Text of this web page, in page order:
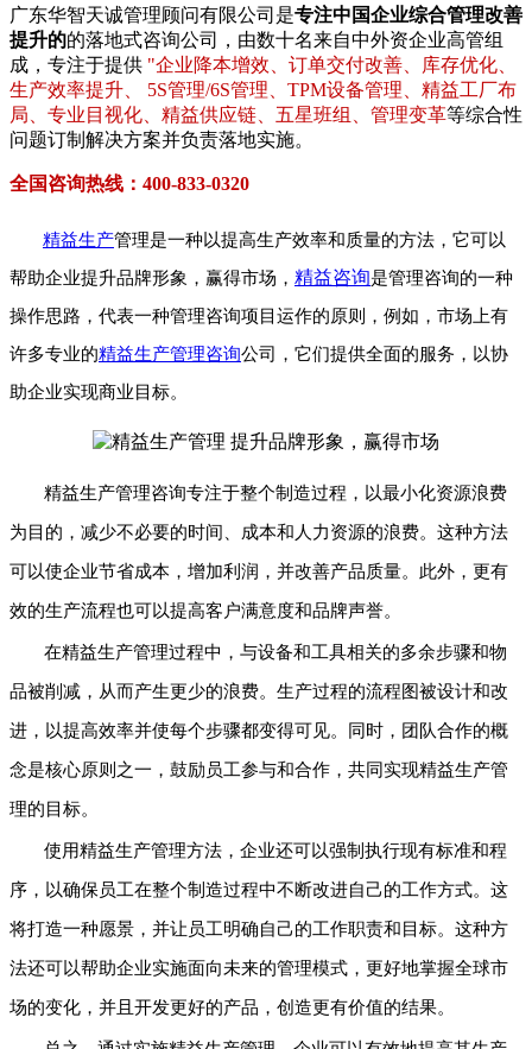
广东华智天诚管理顾问有限公司是专注中国企业综合管理改善
提升的的落地式咨询公司，由数十名来自中外资企业高管组
成，专注于提供 "企业降本增效、订单交付改善、库存优化、
生产效率提升、 5S管理/6S管理、TPM设备管理、精益工厂布
局、专业目视化、精益供应链、五星班组、管理变革等综合性
问题订制解决方案并负责落地实施。
全国咨询热线：400-833-0320
精益生产管理是一种以提高生产效率和质量的方法，它可以
帮助企业提升品牌形象，赢得市场， 精益咨询是管理咨询的一种
操作思路，代表一种管理咨询项目运作的原则，例如，市场上有
许多专业的精益生产管理咨询公司，它们提供全面的服务，以协
助企业实现商业目标。
精益生产管理咨询专注于整个制造过程，以最小化资源浪费
为目的，减少不必要的时间、成本和人力资源的浪费。这种方法
可以使企业节省成本，增加利润，并改善产品质量。此外，更有
效的生产流程也可以提高客户满意度和品牌声誉。
在精益生产管理过程中，与设备和工具相关的多余步骤和物
品被削减，从而产生更少的浪费。生产过程的流程图被设计和改
进，以提高效率并使每个步骤都变得可见。同时，团队合作的概
念是核心原则之一，鼓励员工参与和合作，共同实现精益生产管
理的目标。
使用精益生产管理方法，企业还可以强制执行现有标准和程
序，以确保员工在整个制造过程中不断改进自己的工作方式。这
将打造一种愿景，并让员工明确自己的工作职责和目标。这种方
法还可以帮助企业实施面向未来的管理模式，更好地掌握全球市
场的变化，并且开发更好的产品，创造更有价值的结果。